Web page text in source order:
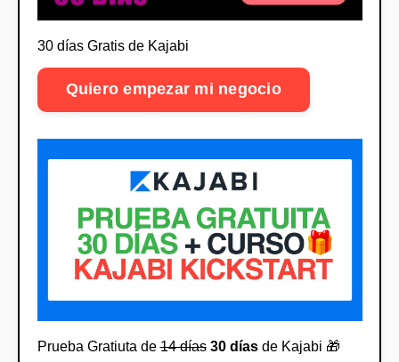
30 días Gratis de Kajabi
Quiero empezar mi negocio
Prueba Gratiuta de14 días 30 díasde Kajabi 🎁